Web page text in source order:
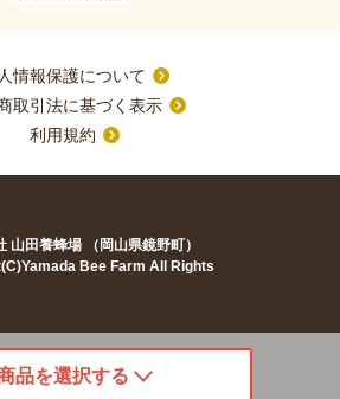
情報保護について
取引法に基づく表示
利用規約
山田養蜂場 （岡山県鏡野町）
Bee Farm All Rights
品を選択する